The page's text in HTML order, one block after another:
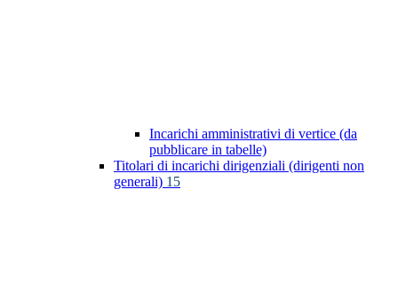
Incarichi amministrativi di vertice (da
pubblicare in tabelle)
Titolari di incarichi dirigenziali (dirigenti non
generali) 15